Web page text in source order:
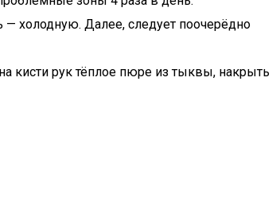
холодную. Далее, следует поочерёдно
кисти рук тёплое пюре из тыквы, накрыть